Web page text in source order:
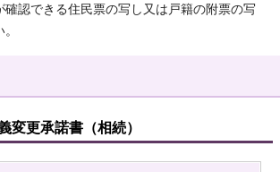
認できる住民票の写し又は戸籍の附票の写
変更承諾書（相続）